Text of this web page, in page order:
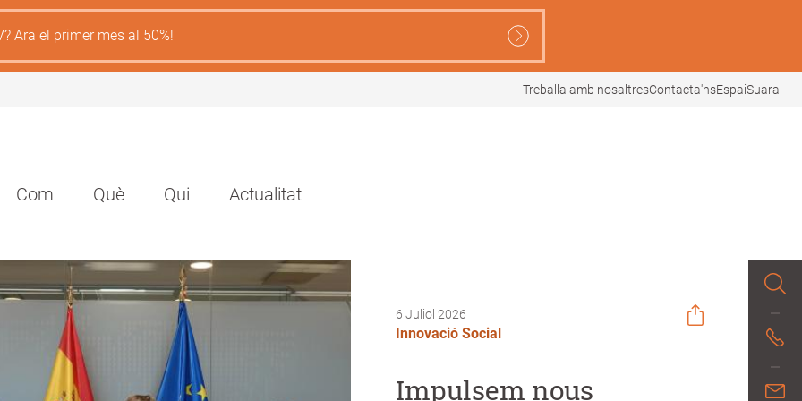
Ara el primer mes al 50%!
Treballa amb nosaltresContacta'nsEspaiSuara
Navegación
principal
Com Què Qui Actualitat
6 Juliol 2026
Innovació Social
Impulsem nous